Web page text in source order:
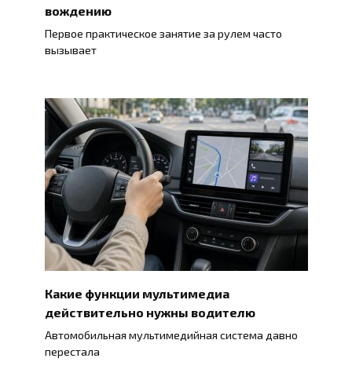
вождению
Первое практическое занятие за рулем часто
вызывает
Какие функции мультимедиа
действительно нужны водителю
Автомобильная мультимедийная система давно
перестала